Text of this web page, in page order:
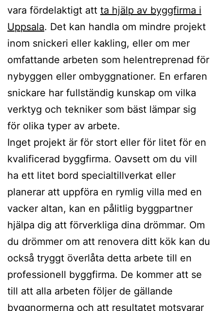
vara fördelaktigt att ta hjälp av byggfirma i
Uppsala. Det kan handla om mindre projekt
inom snickeri eller kakling, eller om mer
omfattande arbeten som helentreprenad för
nybyggen eller ombyggnationer. En erfaren
snickare har fullständig kunskap om vilka
verktyg och tekniker som bäst lämpar sig
för olika typer av arbete.
Inget projekt är för stort eller för litet för en
kvalificerad byggfirma. Oavsett om du vill
ha ett litet bord specialtillverkat eller
planerar att uppföra en rymlig villa med en
vacker altan, kan en pålitlig byggpartner
hjälpa dig att förverkliga dina drömmar. Om
du drömmer om att renovera ditt kök kan du
också tryggt överlåta detta arbete till en
professionell byggfirma. De kommer att se
till att alla arbeten följer de gällande
byggnormerna och att resultatet motsvarar